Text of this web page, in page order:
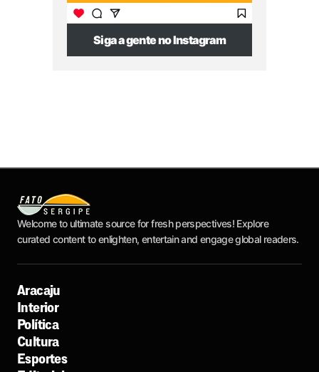
Siga a gente no Instagram
Welcome to ultimate source for fresh perspectives! Explore
curated content to enlighten, entertain and engage global readers.
Aracaju
Interior
Política
Cultura
Esportes